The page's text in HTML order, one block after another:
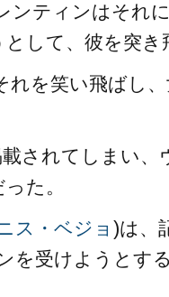
ティンはそれ
して、彼を突き
を笑い飛ばし
載されてしまい
た。
ス・ベジョ )は、
を受けようとする